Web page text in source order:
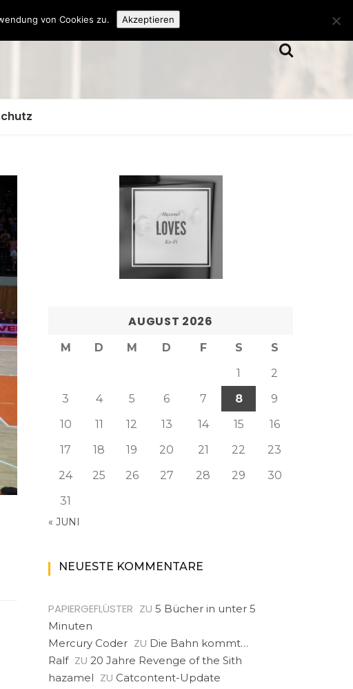
AUGUST 2026
M D M D F S
S
1
2
3
4 5 6 7 8
9
10
11 12 13 14 15
16
17
18 19 20 21 22
23
24
25 26 27 28 29
30
31
« JUNI
NEUESTE KOMMENTARE
PAPIERGEFLÜSTER ZU 5 Bücher in unter 5
Minuten
Mercury Coder ZU Die Bahn kommt…
Ralf ZU 20 Jahre Revenge of the Sith
hazamel ZU Catcontent-Update
von Cookies zu. Akzeptieren